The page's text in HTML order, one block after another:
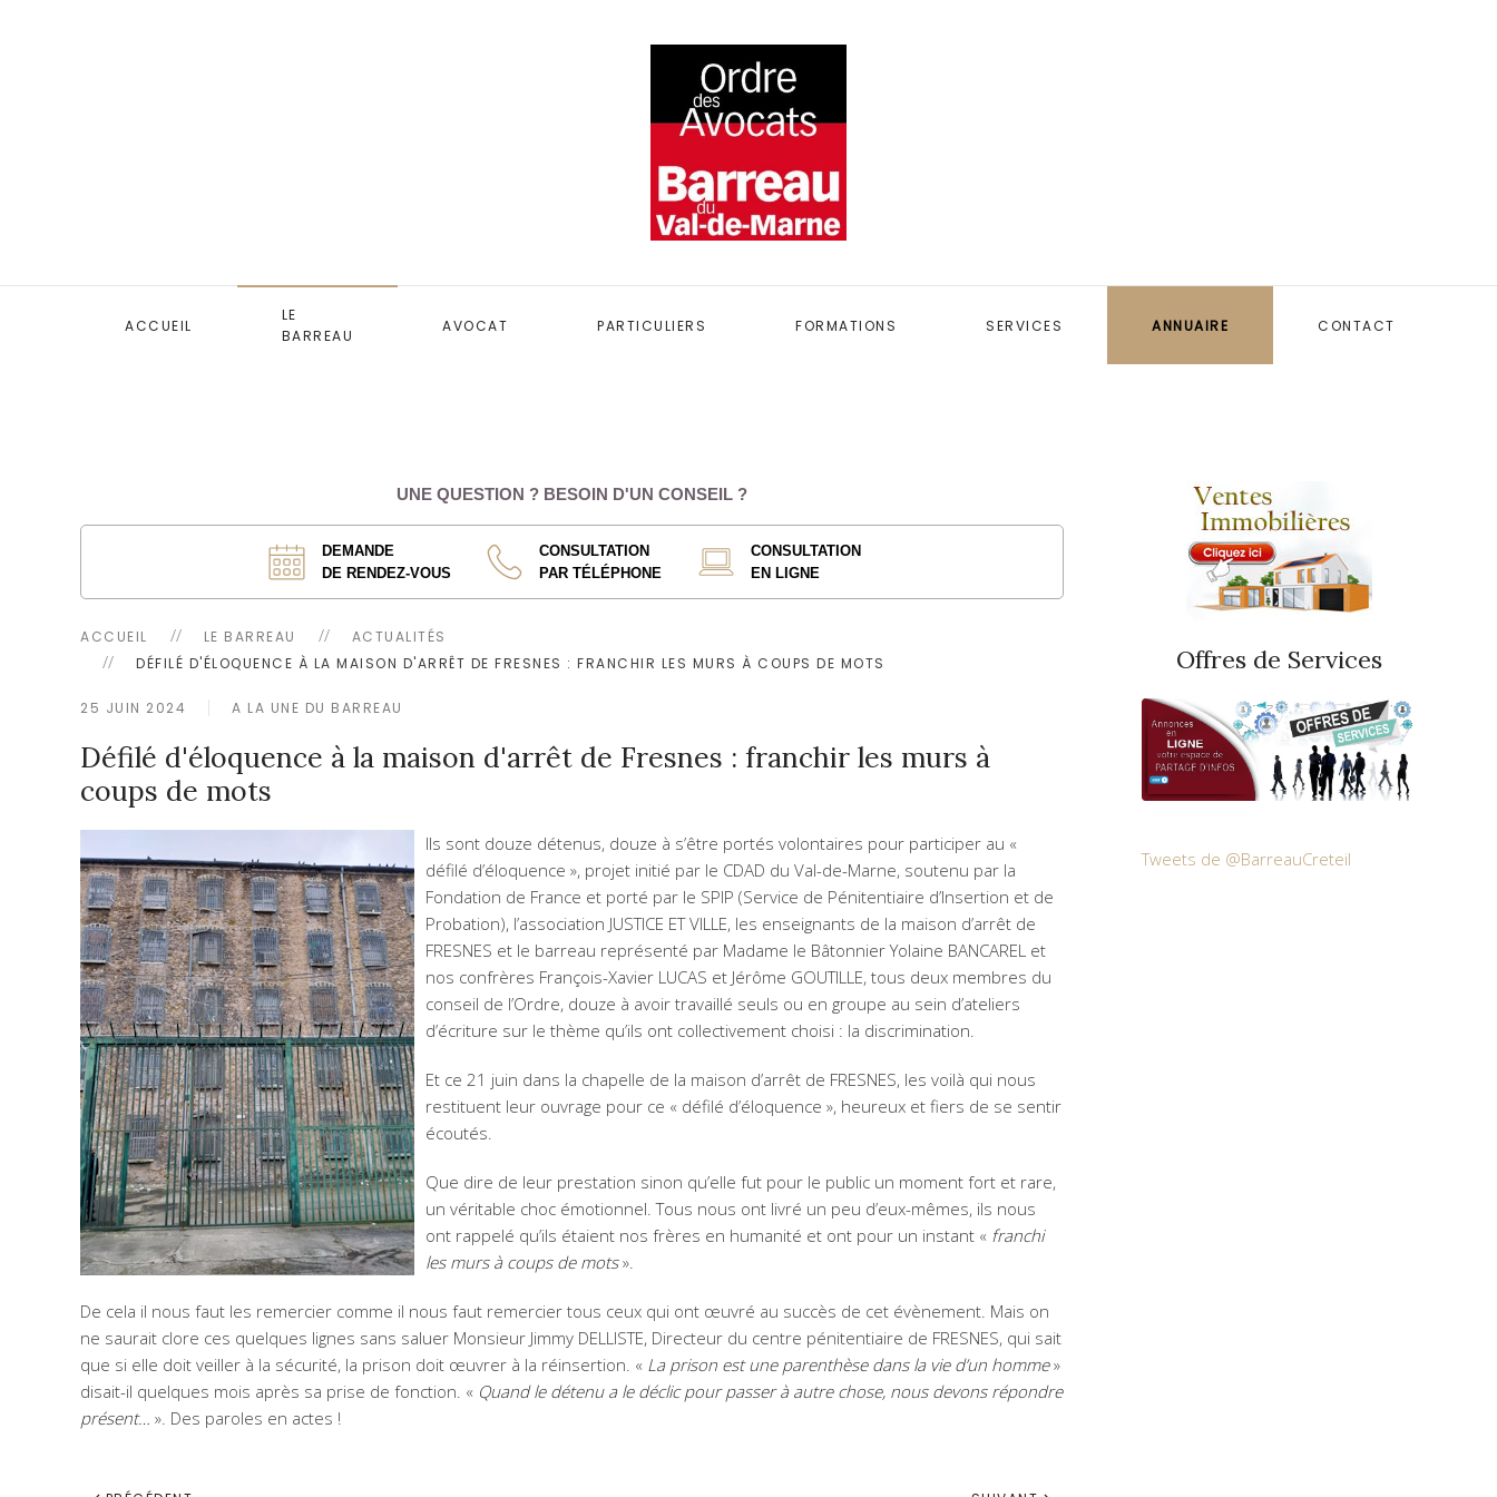
ACCUEIL
LE
BARREAU
AVOCAT PARTICULIERS FORMATIONS SERVICES ANNUAIRE CONTACT
UNE QUESTION ? BESOIN D'UN CONSEIL ?
DEMANDE
DE RENDEZ-VOUS
CONSULTATION
PAR TÉLÉPHONE
CONSULTATION
EN LIGNE
ACCUEIL LE BARREAU
ACTUALITÉS
DÉFILÉ D'ÉLOQUENCE À LA MAISON D'ARRÊT DE FRESNES : FRANCHIR LES MURS À COUPS DE MOTS
25 JUIN 2024 A LA UNE DU BARREAU
Défilé d'éloquence à la maison d'arrêt de Fresnes : franchir les murs à
coups de mots
Ils sont douze détenus, douze à s’être portés volontaires pour participer au «
défilé d’éloquence », projet initié par le CDAD du Val-de-Marne, soutenu par la
Fondation de France et porté par le SPIP (Service de Pénitentiaire d’Insertion et de
Probation), l’association JUSTICE ET VILLE, les enseignants de la maison d’arrêt de
FRESNES et le barreau représenté par Madame le Bâtonnier Yolaine BANCAREL et
nos confrères François-Xavier LUCAS et Jérôme GOUTILLE, tous deux membres du
conseil de l’Ordre, douze à avoir travaillé seuls ou en groupe au sein d’ateliers
d’écriture sur le thème qu’ils ont collectivement choisi : la discrimination.
Et ce 21 juin dans la chapelle de la maison d’arrêt de FRESNES, les voilà qui nous
restituent leur ouvrage pour ce « défilé d’éloquence », heureux et fiers de se sentir
écoutés.
Que dire de leur prestation sinon qu’elle fut pour le public un moment fort et rare,
un véritable choc émotionnel. Tous nous ont livré un peu d’eux-mêmes, ils nous
ont rappelé qu’ils étaient nos frères en humanité et ont pour un instant « franchi
les murs à coups de mots».
De cela il nous faut les remercier comme il nous faut remercier tous ceux qui ont œuvré au succès de cet évènement. Mais on
ne saurait clore ces quelques lignes sans saluer Monsieur Jimmy DELLISTE, Directeur du centre pénitentiaire de FRESNES, qui sait
que si elle doit veiller à la sécurité, la prison doit œuvrer à la réinsertion. « La prison est une parenthèse dans la vie d’un homme»
disait-il quelques mois après sa prise de fonction. « Quand le détenu a le déclic pour passer à autre chose, nous devons répondre
présent… ». Des paroles en actes !
Offres de Services
Tweets de @BarreauCreteil